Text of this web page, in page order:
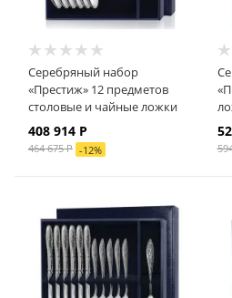
Серебряный набор
«Престиж» 12 предметов
столовые и чайные ложки
408 914 Р
464 675Р -12%